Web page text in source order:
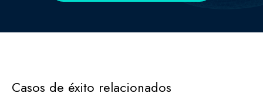
Casos de éxito relacionados